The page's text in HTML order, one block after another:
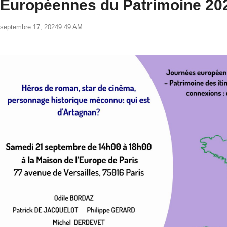
Européennes du Patrimoine
septembre 17, 20249:49 AM